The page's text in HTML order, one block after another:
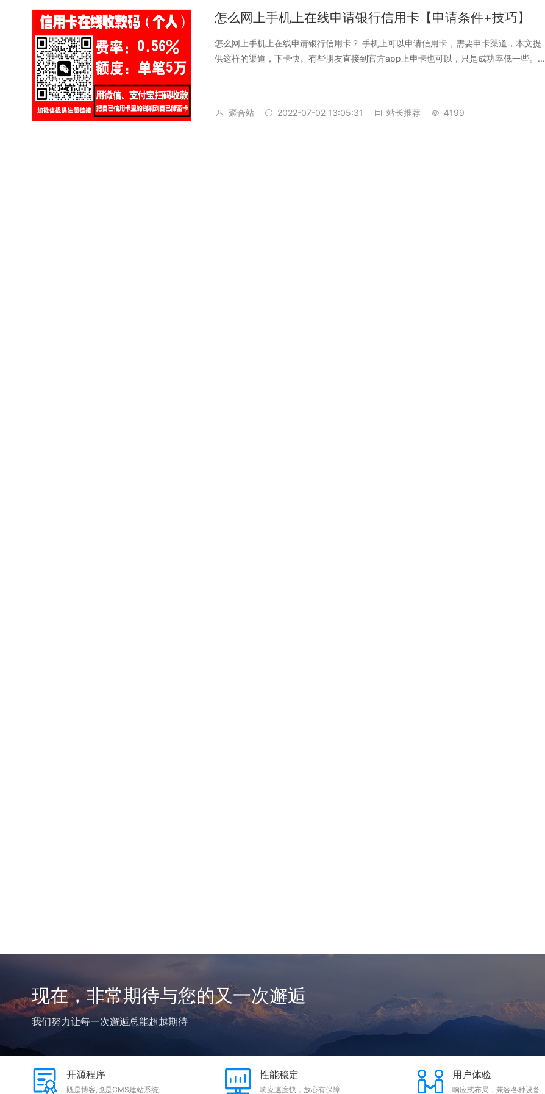
怎么网上手机上在线申请银行信用卡【申请条件+技巧】
怎么网上手机上在线申请银行信用卡？ 手机上可以申请信用卡，需要申卡渠道，本文提
供这样的渠道，下卡快。有些朋友直接到官方app上申卡也可以，只是成功率低一些。...
聚合站 2022-07-02 13:05:31 站长推荐 4199
现在，非常期待与您的又一次邂逅
我们努力让每一次邂逅总能超越期待
开源程序
既是博客,也是CMS建站系统
性能稳定
响应速度快，放心有保障
用户体验
响应式布局，兼容各种设备